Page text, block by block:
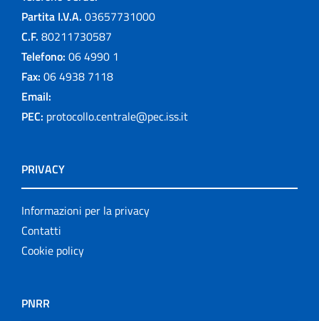
Partita I.V.A. 03657731000
C.F. 80211730587
Telefono: 06 4990 1
Fax: 06 4938 7118
Email:
PEC: protocollo.centrale@pec.iss.it
PRIVACY
Informazioni per la privacy
Contatti
Cookie policy
PNRR